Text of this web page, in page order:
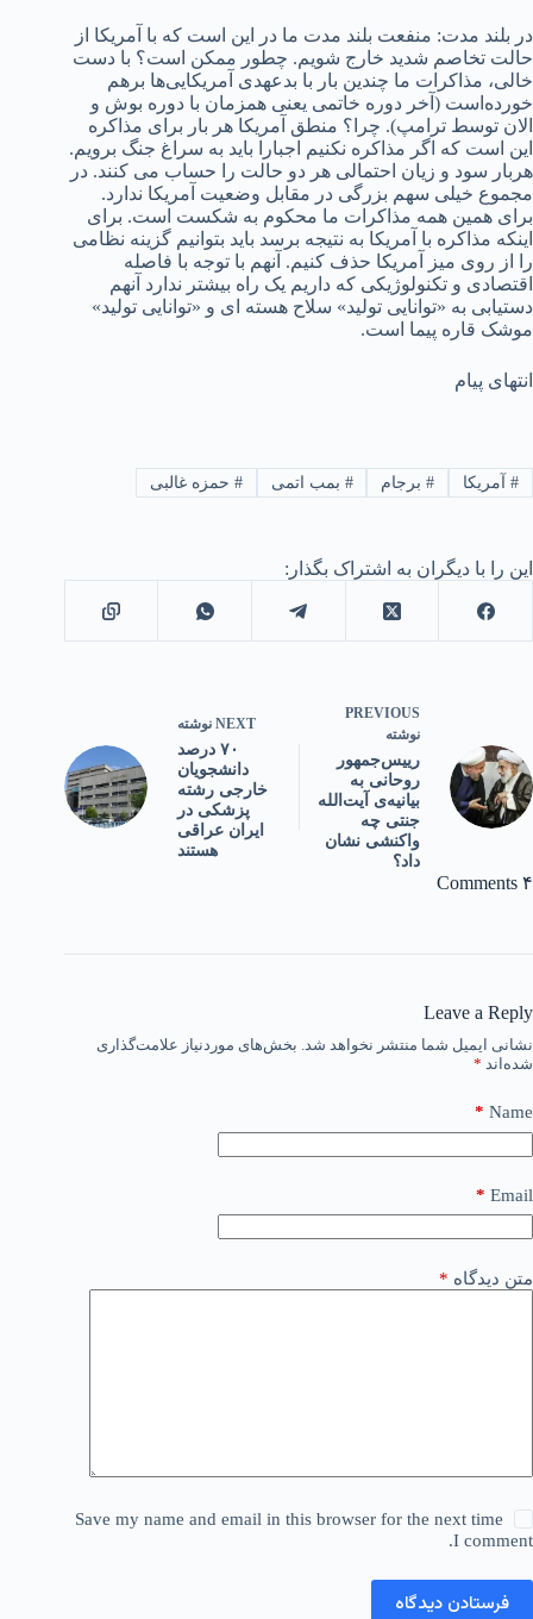
در بلند مدت: منفعت بلند مدت ما در این است که با آمریکا از
حالت تخاصم شدید خارج شویم. چطور ممکن است؟ با دست
خالی، مذاکرات ما چندین بار با بدعهدی آمریکایی‌ها برهم
خورده‌است (آخر دوره خاتمی یعنی همزمان با دوره بوش و
الان توسط ترامپ). چرا؟ منطق آمریکا هر بار برای مذاکره
این است که اگر مذاکره نکنیم اجبارا باید به سراغ جنگ برویم.
هربار سود و زیان احتمالی هر دو حالت را حساب می کنند. در
مجموع خیلی سهم بزرگی در مقابل وضعیت آمریکا ندارد.
برای همین همه مذاکرات ما محکوم به شکست است. برای
اینکه مذاکره با آمریکا به نتیجه برسد باید بتوانیم گزینه نظامی
را از روی میز آمریکا حذف کنیم. آنهم با توجه با فاصله
اقتصادی و تکنولوژیکی که داریم یک راه بیشتر ندارد آنهم
دستیابی به «توانایی تولید» سلاح هسته ای و «توانایی تولید»
موشک قاره پیما است.
انتهای پیام
#آمریکا #برجام # بمب اتمی # حمزه غالبی
این را با دیگران به اشتراک بگذار:
PREVIOUS
نوشته
رییس‌جمهور
روحانی به
بیانیه‌ی آیت‌الله
جنتی چه
واکنشی نشان
داد؟
NEXT نوشته
۷۰ درصد
دانشجویان
خارجی رشته
پزشکی در
ایران عراقی
هستند
۴ Comments
Leave a Reply
نشانی ایمیل شما منتشر نخواهد شد. بخش‌های موردنیاز علامت‌گذاری
شده‌اند *
Name
*
Email
*
متن دیدگاه *
Save my name and email in this browser for the next time
I comment.
فرستادن دیدگاه